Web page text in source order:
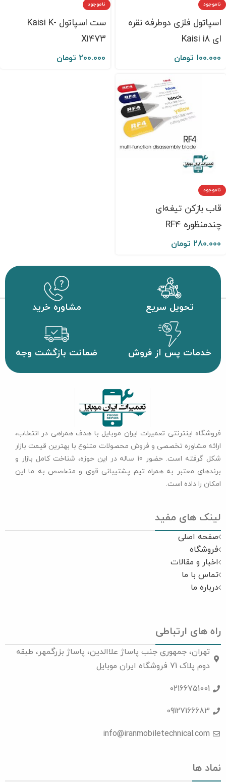
ناموجود
اسپاتول فلزی دوطرفه نقره
ای Kaisi i8
100.000 تومان
ناموجود
ست اسپاتول Kaisi K-
X1473
200.000 تومان
ناموجود
قاب بازکن تیغه‌ای
چندمنظوره RF4
280.000 تومان
تحویل سریع مشاوره خرید
خدمات پس از فروش ضمانت بازگشت وجه
فروشگاه اینترنتی تعمیرات ایران موبایل با هدف همراهی در انتخاب،
ارائه مشاوره تخصصی و فروش محصولات متنوع با بهترین قیمت بازار
شکل گرفته است. حضور 10 ساله در این حوزه، شناخت کامل بازار و
برندهای معتبر به همراه تیم پشتیبانی قوی و متخصص به ما این
امکان را داده است.
لینک های مفید
صفحه اصلی
فروشگاه
اخبار و مقالات
تماس با ما
درباره ما
راه های ارتباطی
تهران، جمهوری جنب پاساژ علاالدین، پاساژ بزرگمهر، طبقه
دوم پلاک 71 فروشگاه ایران موبایل
02166751001
09127166683
info@iranmobiletechnical.com
نماد ها